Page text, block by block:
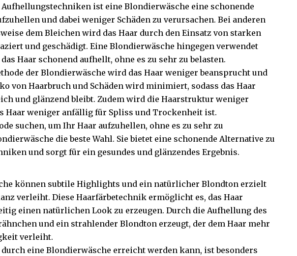
ist eine Blondierwäsche eine schonende
und dabei weniger Schäden zu verursachen. Bei anderen
dem Bleichen wird das Haar durch den Einsatz von starken
und geschädigt. Eine Blondierwäsche hingegen verwendet
Haar schonend aufhellt, ohne es zu sehr zu belasten.
der Blondierwäsche wird das Haar weniger beansprucht und
von Haarbruch und Schäden wird minimiert, sodass das Haar
und glänzend bleibt. Zudem wird die Haarstruktur weniger
Haar weniger anfällig für Spliss und Trockenheit ist.
suchen, um Ihr Haar aufzuhellen, ohne es zu sehr zu
die beste Wahl. Sie bietet eine schonende Alternative zu
und sorgt für ein gesundes und glänzendes Ergebnis.
können subtile Highlights und ein natürlicher Blondton erzielt
verleiht. Diese Haarfärbetechnik ermöglicht es, das Haar
einen natürlichen Look zu erzeugen. Durch die Aufhellung des
und ein strahlender Blondton erzeugt, der dem Haar mehr
verleiht.
eine Blondierwäsche erreicht werden kann, ist besonders